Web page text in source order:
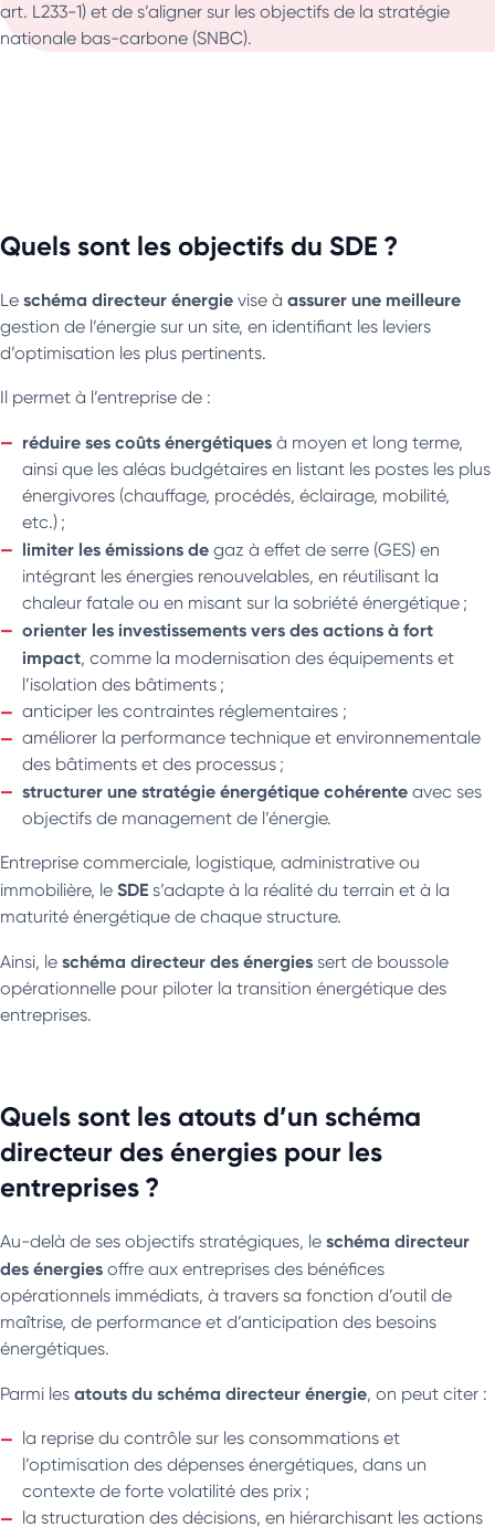
art. L233-1) et de s’aligner sur les objectifs de la stratégie
nationale bas-carbone (SNBC).
Quels sont les objectifs du SDE ?
Le schéma directeur énergie vise à assurer une meilleure
gestion de l’énergie sur un site, en identifiant les leviers
d’optimisation les plus pertinents.
Il permet à l’entreprise de :
réduire ses coûts énergétiques à moyen et long terme,
ainsi que les aléas budgétaires en listant les postes les plus
énergivores (chauffage, procédés, éclairage, mobilité,
etc.) ;
limiter les émissions de gaz à effet de serre (GES) en
intégrant les énergies renouvelables, en réutilisant la
chaleur fatale ou en misant sur la sobriété énergétique ;
orienter les investissements vers des actions à fort
impact, comme la modernisation des équipements et
l’isolation des bâtiments ;
anticiper les contraintes réglementaires ;
améliorer la performance technique et environnementale
des bâtiments et des processus ;
structurer une stratégie énergétique cohérente avec ses
objectifs de management de l’énergie.
Entreprise commerciale, logistique, administrative ou
immobilière, le SDE s’adapte à la réalité du terrain et à la
maturité énergétique de chaque structure.
Ainsi, le schéma directeur des énergies sert de boussole
opérationnelle pour piloter la transition énergétique des
entreprises.
Quels sont les atouts d’un schéma
directeur des énergies pour les
entreprises ?
Au-delà de ses objectifs stratégiques, le schéma directeur
des énergies offre aux entreprises des bénéfices
opérationnels immédiats, à travers sa fonction d’outil de
maîtrise, de performance et d’anticipation des besoins
énergétiques.
Parmi les atouts du schéma directeur énergie, on peut citer :
la reprise du contrôle sur les consommations et
l’optimisation des dépenses énergétiques, dans un
contexte de forte volatilité des prix ;
la structuration des décisions, en hiérarchisant les actions